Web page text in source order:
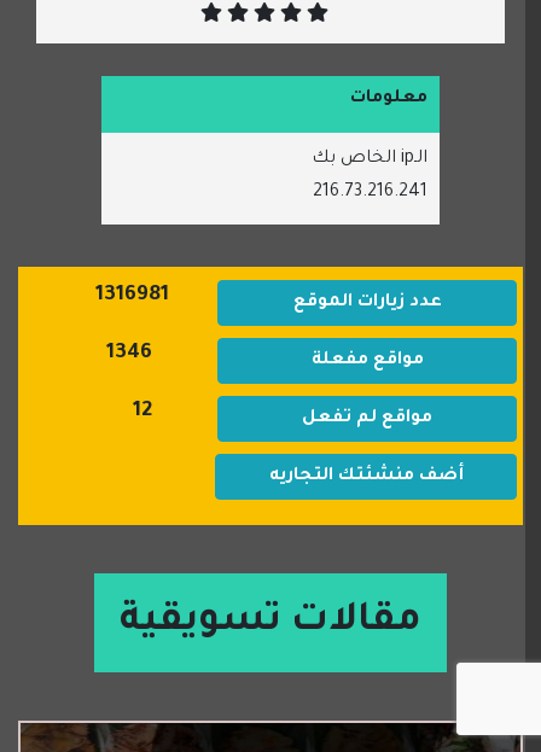
معلومات
الـip الخاص بك
216.73.216.241
عدد زيارات الموقع 1316981
مواقع مفعلة 1346
مواقع لم تفعل 12
أضف منشئتك التجاريه
مقالات تسويقية